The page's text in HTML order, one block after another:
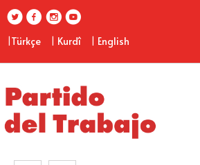
|Türkçe | Kurdî | English